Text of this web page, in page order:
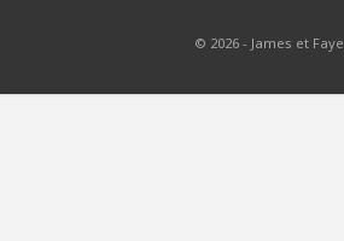
© 2026 - James et Faye.